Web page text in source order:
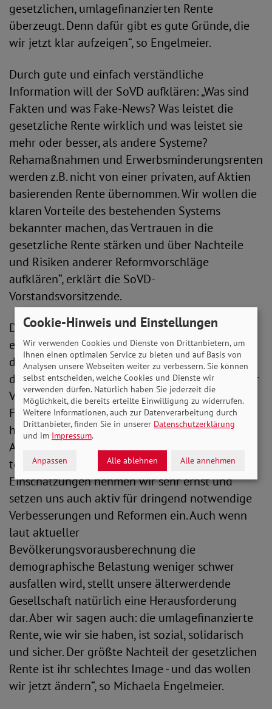
gesetzlichen, umlagefinanzierten Rente
überzeugt. Denn dafür gibt es gute Gründe, die
wir jetzt klar aufzeigen“, so Engelmeier.
Durch gute und einfach verständliche
Information will der SoVD aufklären: „Was sind
Fakten und was Fake-News? Was leistet die
gesetzliche Rente wirklich und was leistet sie
mehr oder besser, als andere Systeme?
Rehamaßnahmen und Erwerbsminderungsrenten
werden z.B. nicht von einer privaten, auf Aktien
basierenden Rente übernommen. Wir wollen die
klaren Vorteile des bestehenden Systems
bekannter machen, das Vertrauen in die
gesetzliche Rente stärken und über Nachteile
und Risiken anderer Reformvorschläge
aufklären“, erklärt die SoVD-
Vorstandsvorsitzende.
Dafür hat der SoVD eine eigene Homepage
eingerichtet:
www.diebessererente.de! Über
die Social-Media-Kanäle wird diese Seite unter
dem Hashtag #diebessererente flankiert und der
Verband geht in die Diskussion mit seinen
Followern und seinen Mitgliedern. Denn auch
hier gibt es durchaus Kritik an bestimmten
Ausgestaltungen der gesetzlichen Rente und
teilweise zu niedrigen Renten. „Diese
Einschätzungen nehmen wir sehr ernst und
setzen uns auch aktiv für dringend notwendige
Verbesserungen und Reformen ein. Auch wenn
laut aktueller
Bevölkerungsvorausberechnung die
demographische Belastung weniger schwer
ausfallen wird, stellt unsere älterwerdende
Gesellschaft natürlich eine Herausforderung
dar. Aber wir sagen auch: die umlagefinanzierte
Rente, wie wir sie haben, ist sozial, solidarisch
und sicher. Der größte Nachteil der gesetzlichen
Rente ist ihr schlechtes Image - und das wollen
wir jetzt ändern“, so Michaela Engelmeier.
Cookie-Hinweis und Einstellungen
Wir verwenden Cookies und Dienste von Drittanbietern, um
Ihnen einen optimalen Service zu bieten und auf Basis von
Analysen unsere Webseiten weiter zu verbessern. Sie können
selbst entscheiden, welche Cookies und Dienste wir
verwenden dürfen. Natürlich haben Sie jederzeit die
Möglichkeit, die bereits erteilte Einwilligung zu widerrufen.
Weitere Informationen, auch zur Datenverarbeitung durch
Drittanbieter, finden Sie in unserer Datenschutzerklärung
und im Impressum.
Anpassen Alle ablehnen Alle annehmen